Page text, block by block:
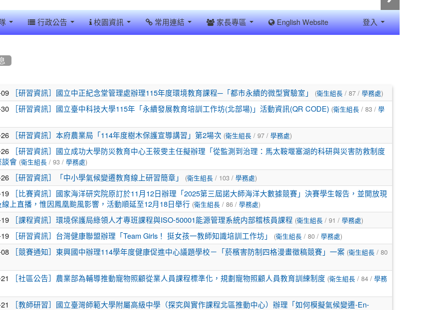
行政公告 校園資訊 常用連結 家長專區 English Website 登入
［研習資訊］國立中正紀念堂管理處辦理115年度環境教育課程─「都市永續的微型實驗室」 (衛生組長/ 87 / 學務處)
［研習資訊］國立臺中科技大學115年「永續發展教育培訓工作坊(北部場)」活動資訊(QR CODE) (衛生組長/ 83 / 學
［研習資訊］本府農業局「114年度樹木保護宣導講習」第2場次 (衛生組長/ 97 / 學務處)
［研習資訊］國立成功大學防災教育中心王筱雯主任擬辦理「從監測到治理：馬太鞍堰塞湖的科研與災害防救制度
談會 (衛生組長/ 93 / 學務處)
［研習資訊］「中小學氣候變遷教育線上研習簡章」 (衛生組長/ 103 / 學務處)
［比賽資訊］國家海洋研究院原訂於11月12日辦理「2025第三屆諾大師海洋大數據競賽」決賽學生報告，並開放現
線上直播，惟因鳳凰颱風影響，活動順延至12月18日舉行 (衛生組長/ 86 / 學務處)
［課程資訊］環境保護局綠領人才專班課程與ISO-50001能源管理系統内部稽核員課程 (衛生組長/ 91 / 學務處)
［研習資訊］台灣健康聯盟辦理「Team Girls！ 挺女孩一教師知識培訓工作坊」 (衛生組長/ 80 / 學務處)
［競賽通知］東興國中辦理114學年度健康促進中心議題學校－「菸檳害防制四格漫畫徵稿競賽」一案 (衛生組長/ 80
［社區公告］農業部為輔導推動寵物照顧從業人員課程標準化，規劃寵物照顧人員教育訓練制度 (衛生組長/ 84 / 學務
［教師研習］國立臺灣師範大學附屬高級中學（探究與實作課程北區推動中心）辦理「如何模擬氣候變遷-En-